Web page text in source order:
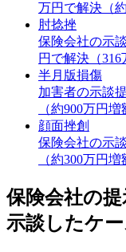
万円で解決（
肘捻挫
保険会社の示
円で解決（316
半月版損傷
加害者の示談
（約900万円増
顔面挫創
保険会社の示
（約300万円増
保険会社の
示談したケー